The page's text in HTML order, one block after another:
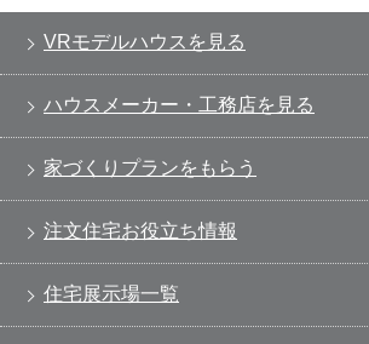
VRモデルハウスを見る
ハウスメーカー・工務店を見る
家づくりプランをもらう
注文住宅お役立ち情報
住宅展示場一覧